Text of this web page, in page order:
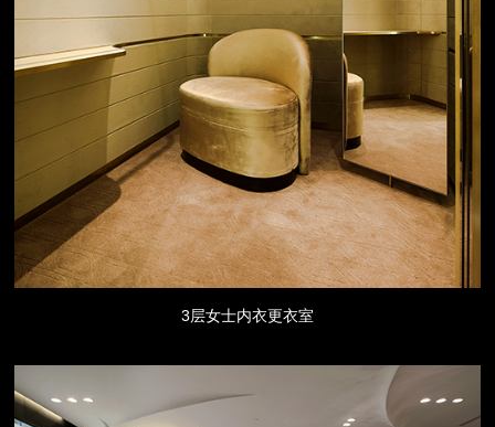
3层女士内衣更衣室